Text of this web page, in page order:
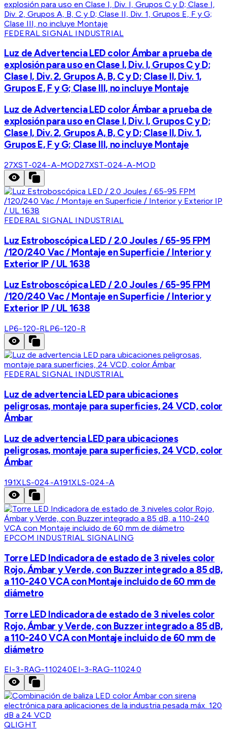
FEDERAL SIGNAL INDUSTRIAL
Luz de Advertencia LED color Ámbar a prueba de
explosión para uso en Clase I, Div. I, Grupos C y D;
Clase I, Div. 2, Grupos A, B, C y D; Clase II, Div. 1,
Grupos E, F y G; Clase III, no incluye Montaje
Luz de Advertencia LED color Ámbar a prueba de
explosión para uso en Clase I, Div. I, Grupos C y D;
Clase I, Div. 2, Grupos A, B, C y D; Clase II, Div. 1,
Grupos E, F y G; Clase III, no incluye Montaje
27XST-024-A-MOD27XST-024-A-MOD
FEDERAL SIGNAL INDUSTRIAL
Luz Estroboscópica LED / 2.0 Joules / 65-95 FPM
/120/240 Vac / Montaje en Superficie / Interior y
Exterior IP / UL 1638
Luz Estroboscópica LED / 2.0 Joules / 65-95 FPM
/120/240 Vac / Montaje en Superficie / Interior y
Exterior IP / UL 1638
LP6-120-RLP6-120-R
FEDERAL SIGNAL INDUSTRIAL
Luz de advertencia LED para ubicaciones
peligrosas, montaje para superficies, 24 VCD, color
Ámbar
Luz de advertencia LED para ubicaciones
peligrosas, montaje para superficies, 24 VCD, color
Ámbar
191XLS-024-A191XLS-024-A
EPCOM INDUSTRIAL SIGNALING
Torre LED Indicadora de estado de 3 niveles color
Rojo, Ámbar y Verde, con Buzzer integrado a 85 dB,
a 110-240 VCA con Montaje incluido de 60 mm de
diámetro
Torre LED Indicadora de estado de 3 niveles color
Rojo, Ámbar y Verde, con Buzzer integrado a 85 dB,
a 110-240 VCA con Montaje incluido de 60 mm de
diámetro
EI-3-RAG-110240EI-3-RAG-110240
QLIGHT